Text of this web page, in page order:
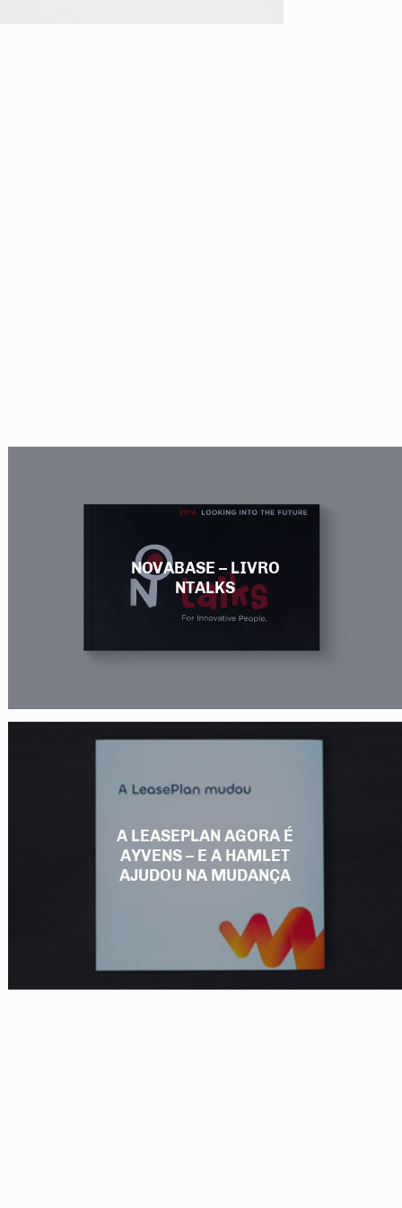
NOVABASE – LIVRO
NTALKS
A LEASEPLAN AGORA É
AYVENS – E A HAMLET
AJUDOU NA MUDANÇA